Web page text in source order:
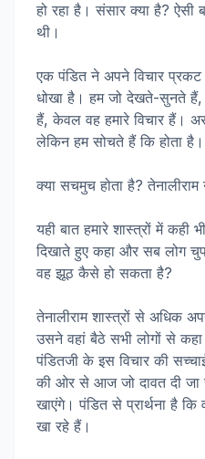
हो रहा है। संसार क्या है? ऐसी
थी।
एक पंडित ने अपने विचार
धोखा है। हम जो देखते-सुनते
हैं, केवल वह हमारे विचार हैं।
लेकिन हम सोचते हैं कि होता है।
क्या सचमुच होता है? तेनालीराम
यही बात हमारे शास्त्रों में कही
दिखाते हुए कहा और सब लोग
वह झूठ कैसे हो सकता है?
तेनालीराम शास्त्रों से अधिक
उसने वहां बैठे सभी लोगों से कहा
पंडितजी के इस विचार की
की ओर से आज जो दावत दी जा
खाएंगे। पंडित से प्रार्थना है
खा रहे हैं।